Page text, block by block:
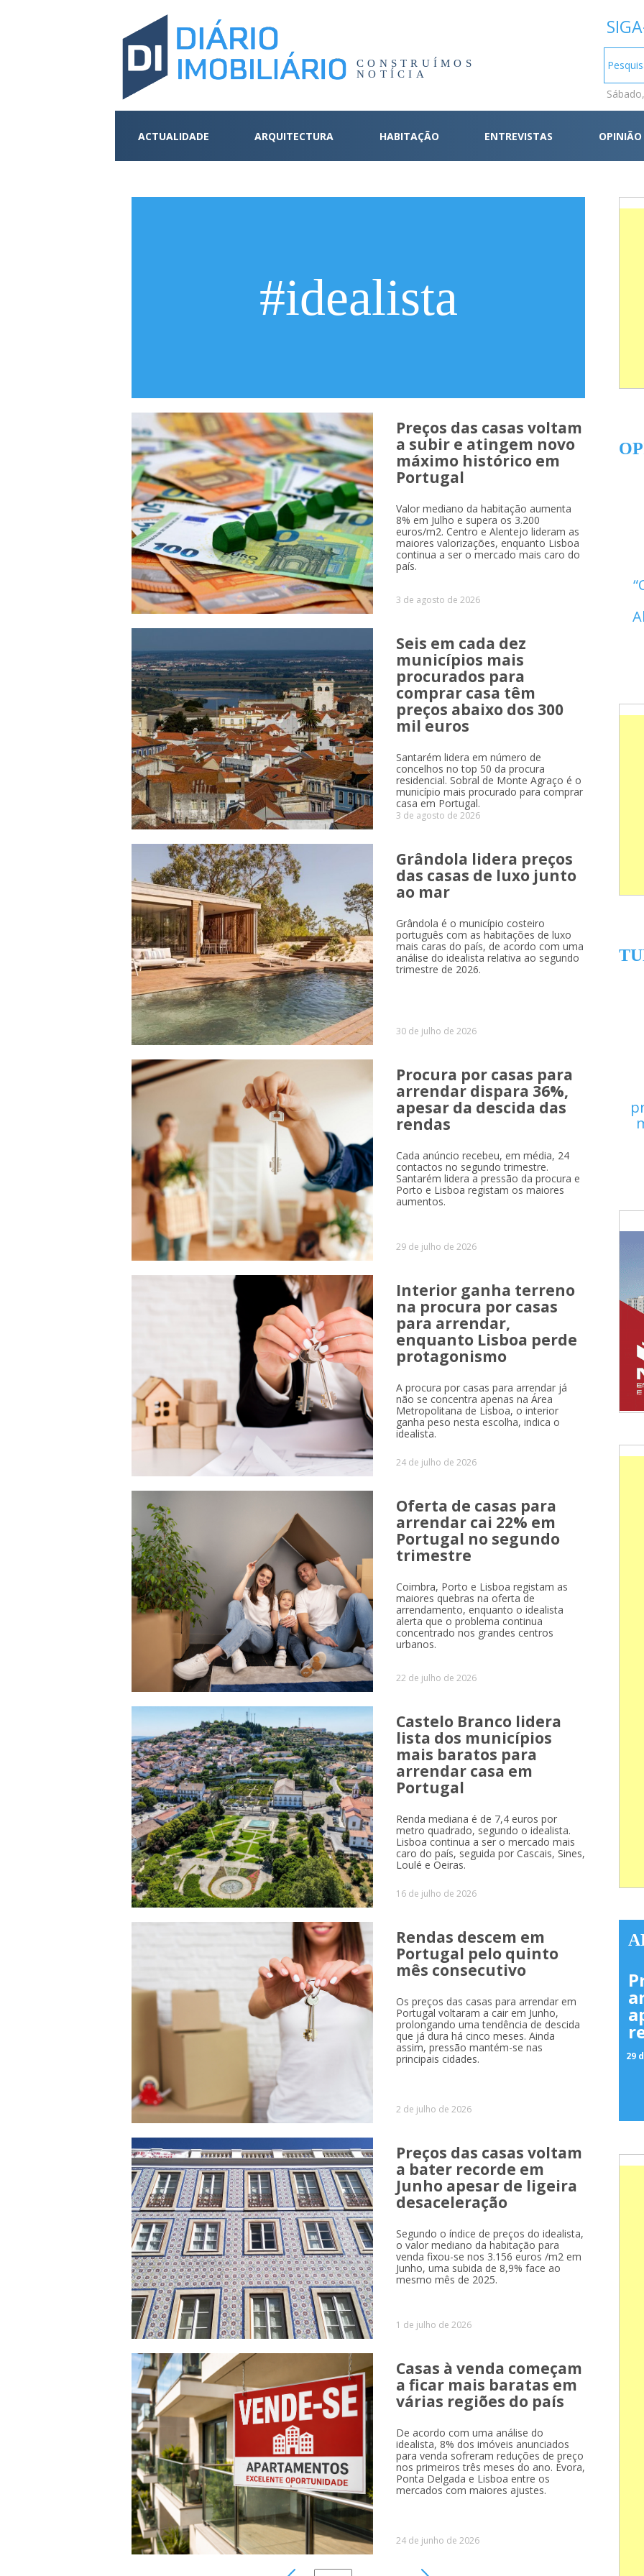
CONSTRUÍMOS
NOTÍCIA
ACTUALIDADE ARQUITECTURA HABITAÇÃO ENTREVISTAS OPINIÃO
#idealista
Preços das casas voltam
a subir e atingem novo
máximo histórico em
Portugal
Valor mediano da habitação aumenta
8% em Julho e supera os 3.200
euros/m2. Centro e Alentejo lideram as
maiores valorizações, enquanto Lisboa
continua a ser o mercado mais caro do
país.
3 de agosto de 2026
Seis em cada dez
municípios mais
procurados para
comprar casa têm
preços abaixo dos 300
mil euros
Santarém lidera em número de
concelhos no top 50 da procura
residencial. Sobral de Monte Agraço é o
município mais procurado para comprar
casa em Portugal.
3 de agosto de 2026
Grândola lidera preços
das casas de luxo junto
ao mar
Grândola é o município costeiro
português com as habitações de luxo
mais caras do país, de acordo com uma
análise do idealista relativa ao segundo
trimestre de 2026.
30 de julho de 2026
Procura por casas para
arrendar dispara 36%,
apesar da descida das
rendas
Cada anúncio recebeu, em média, 24
contactos no segundo trimestre.
Santarém lidera a pressão da procura e
Porto e Lisboa registam os maiores
aumentos.
29 de julho de 2026
Interior ganha terreno
na procura por casas
para arrendar,
enquanto Lisboa perde
protagonismo
A procura por casas para arrendar já
não se concentra apenas na Área
Metropolitana de Lisboa, o interior
ganha peso nesta escolha, indica o
idealista.
24 de julho de 2026
Oferta de casas para
arrendar cai 22% em
Portugal no segundo
trimestre
Coimbra, Porto e Lisboa registam as
maiores quebras na oferta de
arrendamento, enquanto o idealista
alerta que o problema continua
concentrado nos grandes centros
urbanos.
22 de julho de 2026
Castelo Branco lidera
lista dos municípios
mais baratos para
arrendar casa em
Portugal
Renda mediana é de 7,4 euros por
metro quadrado, segundo o idealista.
Lisboa continua a ser o mercado mais
caro do país, seguida por Cascais, Sines,
Loulé e Oeiras.
16 de julho de 2026
Rendas descem em
Portugal pelo quinto
mês consecutivo
Os preços das casas para arrendar em
Portugal voltaram a cair em Junho,
prolongando uma tendência de descida
que já dura há cinco meses. Ainda
assim, pressão mantém-se nas
principais cidades.
2 de julho de 2026
Preços das casas voltam
a bater recorde em
Junho apesar de ligeira
desaceleração
Segundo o índice de preços do idealista,
o valor mediano da habitação para
venda fixou-se nos 3.156 euros /m2 em
Junho, uma subida de 8,9% face ao
mesmo mês de 2025.
1 de julho de 2026
Casas à venda começam
a ficar mais baratas em
várias regiões do país
De acordo com uma análise do
idealista, 8% dos imóveis anunciados
para venda sofreram reduções de preço
nos primeiros três meses do ano. Évora,
Ponta Delgada e Lisboa entre os
mercados com maiores ajustes.
24 de junho de 2026
29